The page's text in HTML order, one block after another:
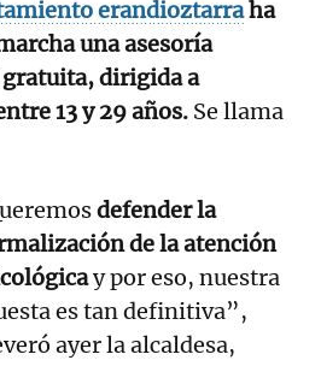
erandioztarraha
una asesoría
dirigida a
13 y 29 años. Se llama
defender la
de la atención
y por eso, nuestra
es tan definitiva”,
ayer la alcaldesa,